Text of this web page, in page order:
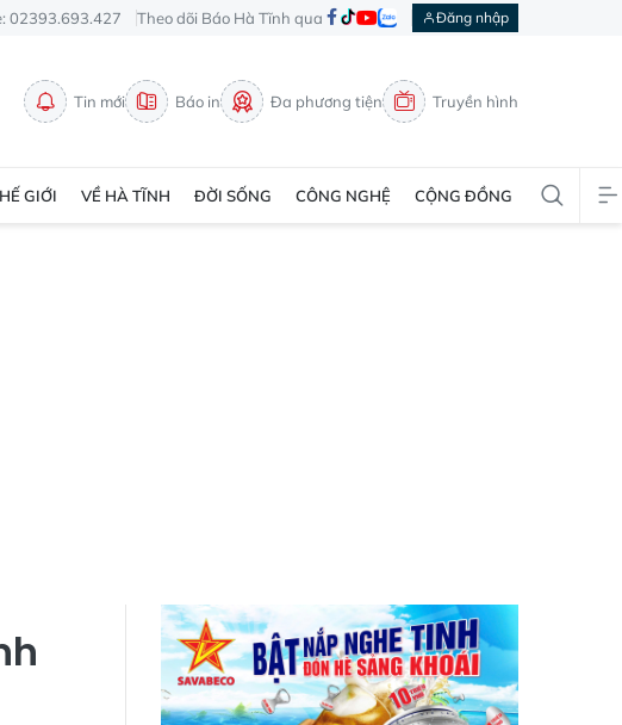
02393.693.427 Theo dõi Báo Hà Tĩnh qua Đăng nhập
Tin mới Báo in Đa phương tiện Truyền hình
GIỚI VỀ HÀ TĨNH ĐỜI SỐNG CÔNG NGHỆ CỘNG ĐỒNG